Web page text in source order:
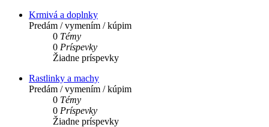
Krmivá a doplnky
Predám / vymením / kúpim
0 Témy
0 Príspevky
Žiadne príspevky
Rastlinky a machy
Predám / vymením / kúpim
0 Témy
0 Príspevky
Žiadne príspevky